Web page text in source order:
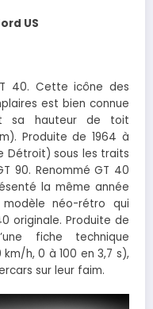
US
40. Cette icône des
est bien connue
sa hauteur de toit
Produite de 1964 à
Détroit) sous les traits
90. Renommé GT 40
la même année
néo-rétro qui
originale. Produite de
fiche technique
h, 0 à 100 en 3,7 s),
sur leur faim.